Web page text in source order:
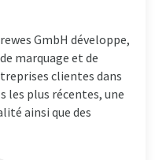
GmbH développe,
marquage et de
clientes dans
les plus récentes, une
ainsi que des